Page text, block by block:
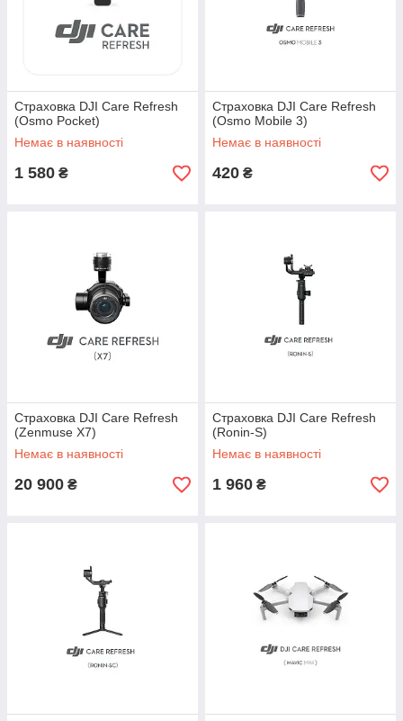
Страховка DJI Care Refresh
(Osmo Pocket)
Немає в наявності
1 580 ₴
Страховка DJI Care Refresh
(Osmo Mobile 3)
Немає в наявності
420 ₴
Страховка DJI Care Refresh
(Zenmuse X7)
Немає в наявності
20 900 ₴
Страховка DJI Care Refresh
(Ronin-S)
Немає в наявності
1 960 ₴